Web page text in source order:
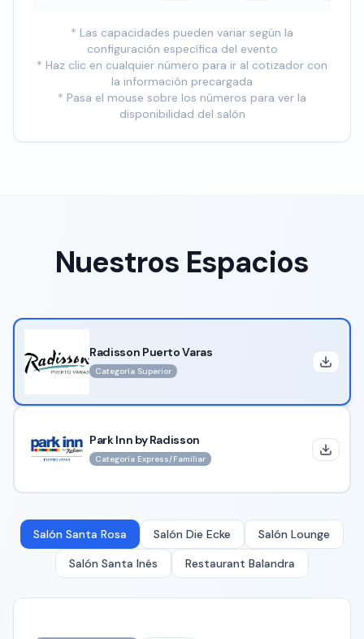
* Las capacidades pueden variar según la
configuración específica del evento
* Haz clic en cualquier número para ir al cotizador con
la información precargada
* Pasa el mouse sobre los números para ver la
disponibilidad del salón
Nuestros Espacios
Radisson Puerto Varas
Categoría Superior
Park Inn by Radisson
Categoría Express/Familiar
Salón Santa Rosa Salón Die Ecke
Salón Lounge
Salón Santa Inés
Restaurant Balandra